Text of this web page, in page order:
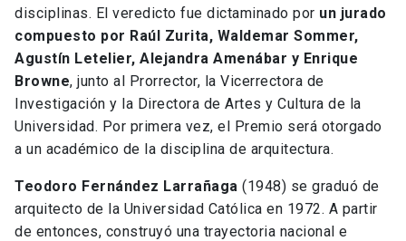
disciplinas. El veredicto fue dictaminado por un jurado
compuesto por Raúl Zurita, Waldemar Sommer,
Agustín Letelier, Alejandra Amenábar y Enrique
Browne, junto al Prorrector, la Vicerrectora de
Investigación y la Directora de Artes y Cultura de la
Universidad. Por primera vez, el Premio será otorgado
a un académico de la disciplina de arquitectura.
Teodoro Fernández Larrañaga (1948) se graduó de
arquitecto de la Universidad Católica en 1972. A partir
de entonces, construyó una trayectoria nacional e